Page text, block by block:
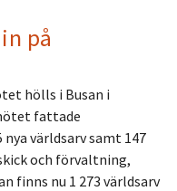
på
hölls i Busan i
fattade
världsarv samt 147
och förvaltning,
finns nu 1 273 världsarv